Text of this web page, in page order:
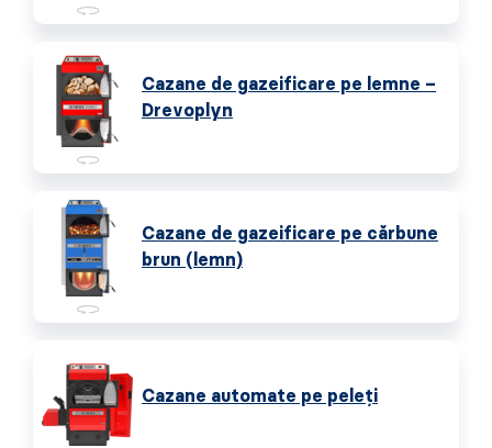
Cazane de gazeificare pe lemne –
Drevoplyn
Cazane de gazeificare pe cărbune
brun (lemn)
Cazane automate pe peleţi